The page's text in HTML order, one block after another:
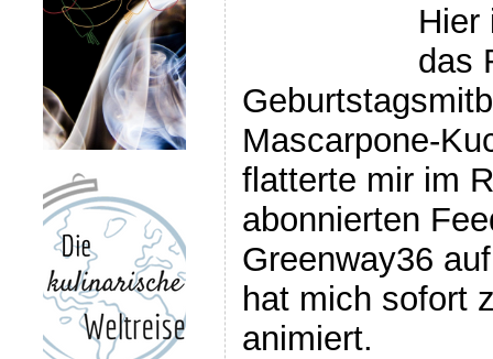
Hier
das
Mascarpone-
flatterte mir im
abonnierten
Greenway36
hat mich sofort
animiert.